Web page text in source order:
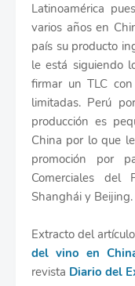
Latinoamérica
varios años en
país su producto
le está siguiendo
firmar un TLC
limitadas. Perú
producción es
China por lo que
promoción por
Comerciales
Shanghái y Beijing.
Extracto del artículo
del vino en
revista Diario del